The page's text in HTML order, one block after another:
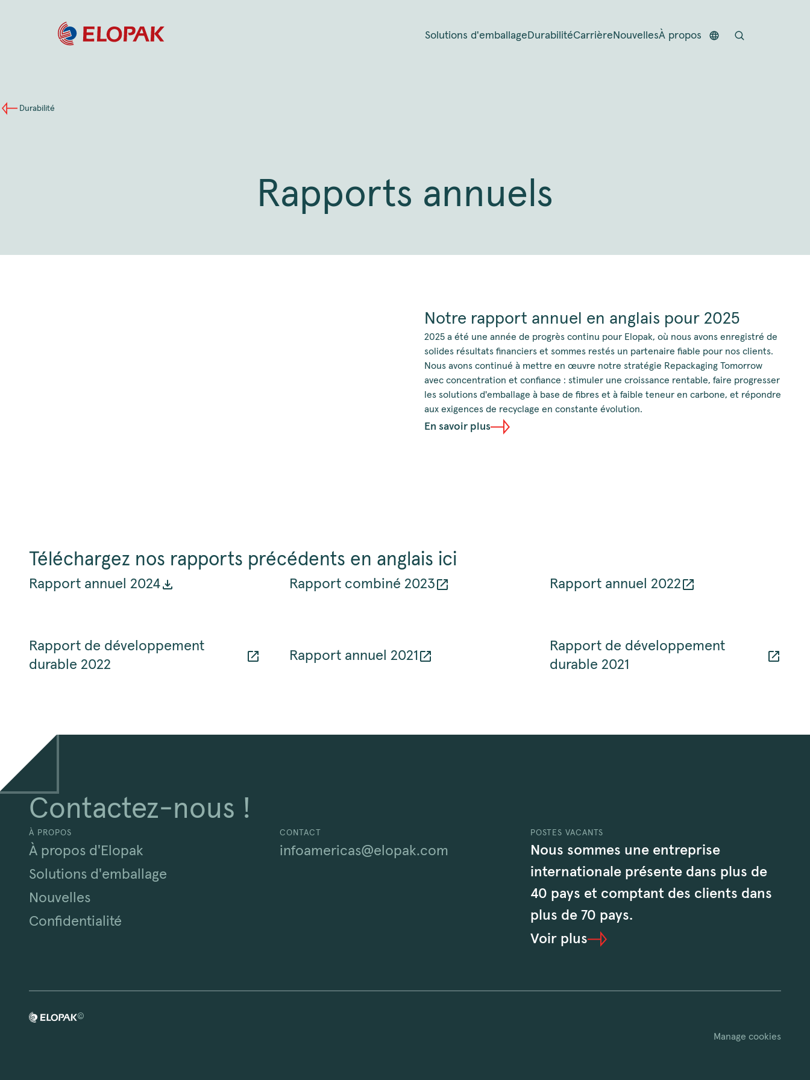
Solutions d'emballage DurabilitéCarrière NouvellesÀ propos
Durabilité
Rapports annuels
Notre rapport annuel en anglais pour 2025
2025 a été une année de progrès continu pour Elopak, où nous avons enregistré de
solides résultats financiers et sommes restés un partenaire fiable pour nos clients.
Nous avons continué à mettre en œuvre notre stratégie Repackaging Tomorrow
avec concentration et confiance : stimuler une croissance rentable, faire progresser
les solutions d'emballage à base de fibres et à faible teneur en carbone, et répondre
aux exigences de recyclage en constante évolution.
En savoir plus
Téléchargez nos rapports précédents en anglais ici
Rapport annuel 2024 Rapport combiné 2023 Rapport annuel 2022
Rapport de développement
durable 2022
Rapport annuel 2021
Rapport de développement
durable 2021
Contactez-nous !
À PROPOS
À propos d'Elopak
Solutions d'emballage
Nouvelles
Confidentialité
CONTACT
infoamericas@elopak.com
POSTES VACANTS
Nous sommes une entreprise
internationale présente dans plus de
40 pays et comptant des clients dans
plus de 70 pays.
Voir plus
©
Manage cookies